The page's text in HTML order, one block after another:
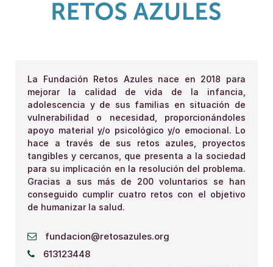
La Fundación Retos Azules nace en 2018 para
mejorar la calidad de vida de la infancia,
adolescencia y de sus familias en situación de
vulnerabilidad o necesidad, proporcionándoles
apoyo material y/o psicológico y/o emocional. Lo
hace a través de sus retos azules, proyectos
tangibles y cercanos, que presenta a la sociedad
para su implicación en la resolución del problema.
Gracias a sus más de 200 voluntarios se han
conseguido cumplir cuatro retos con el objetivo
de humanizar la salud.
fundacion@retosazules.org
613123448